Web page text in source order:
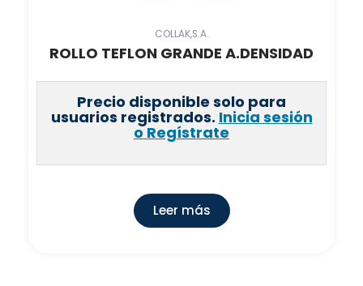
COLLAK,S.A.
ROLLO TEFLON GRANDE A.DENSIDAD
Precio disponible solo para
usuarios registrados. Inicia sesión
o Regístrate
Leer más